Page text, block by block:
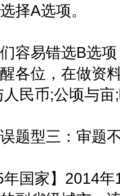
A选项。
易错选B选项
各位，在做资
民币;公顷与亩
型三：审题
家】2014年